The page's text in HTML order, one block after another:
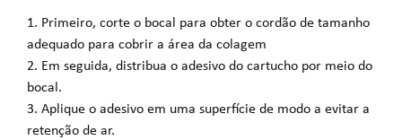
1. Primeiro, corte o bocal para obter o cordão de tamanho
adequado para cobrir a área da colagem
2. Em seguida, distribua o adesivo do cartucho por meio do
bocal.
3. Aplique o adesivo em uma superfície de modo a evitar a
retenção de ar.